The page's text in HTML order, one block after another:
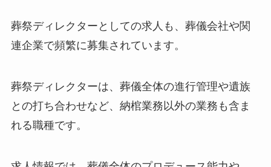
葬祭ディレクターとしての求人も、葬儀会社や関
連企業で頻繁に募集されています。
葬祭ディレクターは、葬儀全体の進行管理や遺族
との打ち合わせなど、納棺業務以外の業務も含ま
れる職種です。